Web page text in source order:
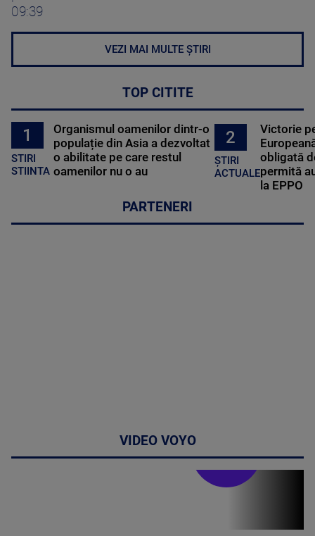
09:39
VEZI MAI MULTE ȘTIRI
TOP CITITE
1
STIRI
STIINTA
Organismul oamenilor dintr-o
populație din Asia a dezvoltat
o abilitate pe care restul
oamenilor nu o au
2
ȘTIRI
ACTUALE
Victorie
obligată
permită
la EPPO
PARTENERI
VIDEO VOYO